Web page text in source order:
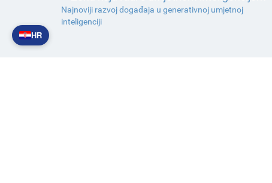
Najnoviji razvoj događaja u generativnoj umjetnoj
inteligenciji
HR